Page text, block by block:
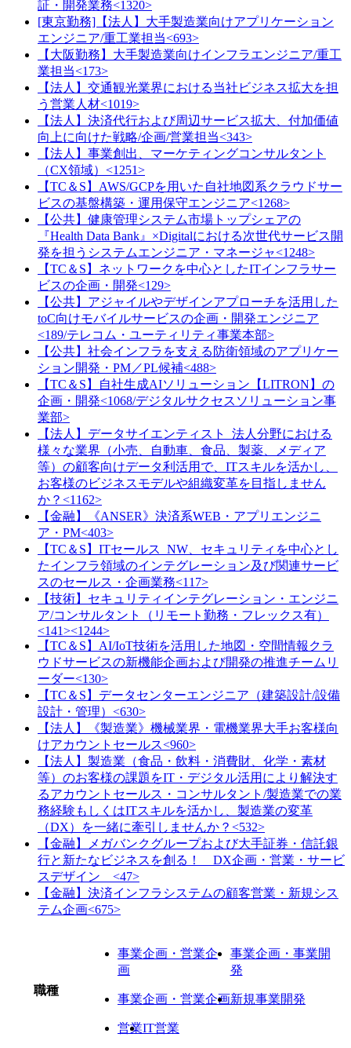
証・開発業務<1320>
[東京勤務]【法人】大手製造業向けアプリケーション
エンジニア/重工業担当<693>
【大阪勤務】大手製造業向けインフラエンジニア/重工
業担当<173>
【法人】交通観光業界における当社ビジネス拡大を担
う営業人材<1019>
【法人】決済代行および周辺サービス拡大、付加価値
向上に向けた戦略/企画/営業担当<343>
【法人】事業創出、マーケティングコンサルタント
（CX領域）<1251>
【TC＆S】AWS/GCPを用いた自社地図系クラウドサー
ビスの基盤構築・運用保守エンジニア<1268>
【公共】健康管理システム市場トップシェアの
『Health Data Bank』×Digitalにおける次世代サービス開
発を担うシステムエンジニア・マネージャ<1248>
【TC＆S】ネットワークを中心としたITインフラサー
ビスの企画・開発<129>
【公共】アジャイルやデザインアプローチを活用した
toC向けモバイルサービスの企画・開発エンジニア
<189/テレコム・ユーティリティ事業本部>
【公共】社会インフラを支える防衛領域のアプリケー
ション開発・PM／PL候補<488>
【TC＆S】自社生成AIソリューション【LITRON】の
企画・開発<1068/デジタルサクセスソリューション事
業部>
【法人】データサイエンティスト_法人分野における
様々な業界（小売、自動車、食品、製薬、メディア
等）の顧客向けデータ利活用で、ITスキルを活かし、
お客様のビジネスモデルや組織変革を目指しません
か？<1162>
【金融】《ANSER》決済系WEB・アプリエンジニ
ア・PM<403>
【TC＆S】ITセールス_NW、セキュリティを中心とし
たインフラ領域のインテグレーション及び関連サービ
スのセールス・企画業務<117>
【技術】セキュリティインテグレーション・エンジニ
ア/コンサルタント（リモート勤務・フレックス有）
<141><1244>
【TC＆S】AI/IoT技術を活用した地図・空間情報クラ
ウドサービスの新機能企画および開発の推進チームリ
ーダー<130>
【TC＆S】データセンターエンジニア（建築設計/設備
設計・管理）<630>
【法人】《製造業》機械業界・電機業界大手お客様向
けアカウントセールス<960>
【法人】製造業（食品・飲料・消費財、化学・素材
等）のお客様の課題をIT・デジタル活用により解決す
るアカウントセールス・コンサルタント/製造業での業
務経験もしくはITスキルを活かし、製造業の変革
（DX）を一緒に牽引しませんか？<532>
【金融】メガバンクグループおよび大手証券・信託銀
行と新たなビジネスを創る！ DX企画・営業・サービ
スデザイン <47>
【金融】決済インフラシステムの顧客営業・新規シス
テム企画<675>
職種
事業企画・営業企
画
事業企画・事業開
発
事業企画・営業企画新規事業開発
営業IT営業